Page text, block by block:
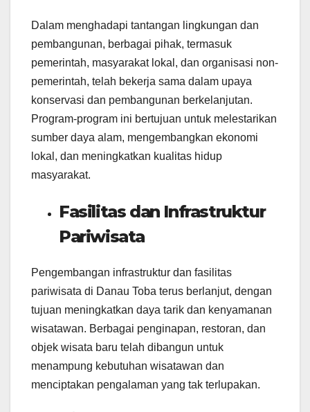
Dalam menghadapi tantangan lingkungan dan
pembangunan, berbagai pihak, termasuk
pemerintah, masyarakat lokal, dan organisasi non-
pemerintah, telah bekerja sama dalam upaya
konservasi dan pembangunan berkelanjutan.
Program-program ini bertujuan untuk melestarikan
sumber daya alam, mengembangkan ekonomi
lokal, dan meningkatkan kualitas hidup
masyarakat.
Fasilitas dan Infrastruktur
Pariwisata
Pengembangan infrastruktur dan fasilitas
pariwisata di Danau Toba terus berlanjut, dengan
tujuan meningkatkan daya tarik dan kenyamanan
wisatawan. Berbagai penginapan, restoran, dan
objek wisata baru telah dibangun untuk
menampung kebutuhan wisatawan dan
menciptakan pengalaman yang tak terlupakan.